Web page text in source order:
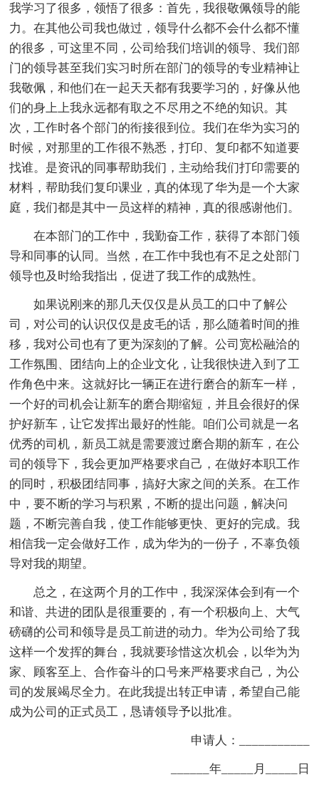
我学习了很多，领悟了很多：首先，我很敬佩领导的能
力。在其他公司我也做过，领导什么都不会什么都不懂
的很多，可这里不同，公司给我们培训的领导、我们部
门的领导甚至我们实习时所在部门的领导的专业精神让
我敬佩，和他们在一起天天都有我要学习的，好像从他
们的身上上我永远都有取之不尽用之不绝的知识。其
次，工作时各个部门的衔接很到位。我们在华为实习的
时候，对那里的工作很不熟悉，打印、复印都不知道要
找谁。是资讯的同事帮助我们，主动给我们打印需要的
材料，帮助我们复印课业，真的体现了华为是一个大家
庭，我们都是其中一员这样的精神，真的很感谢他们。
在本部门的工作中，我勤奋工作，获得了本部门领
导和同事的认同。当然，在工作中我也有不足之处部门
领导也及时给我指出，促进了我工作的成熟性。
如果说刚来的那几天仅仅是从员工的口中了解公
司，对公司的认识仅仅是皮毛的话，那么随着时间的推
移，我对公司也有了更为深刻的了解。公司宽松融洽的
工作氛围、团结向上的企业文化，让我很快进入到了工
作角色中来。这就好比一辆正在进行磨合的新车一样，
一个好的司机会让新车的磨合期缩短，并且会很好的保
护好新车，让它发挥出最好的性能。咱们公司就是一名
优秀的司机，新员工就是需要渡过磨合期的新车，在公
司的领导下，我会更加严格要求自己，在做好本职工作
的同时，积极团结同事，搞好大家之间的关系。在工作
中，要不断的学习与积累，不断的提出问题，解决问
题，不断完善自我，使工作能够更快、更好的完成。我
相信我一定会做好工作，成为华为的一份子，不辜负领
导对我的期望。
总之，在这两个月的工作中，我深深体会到有一个
和谐、共进的团队是很重要的，有一个积极向上、大气
磅礴的公司和领导是员工前进的动力。华为公司给了我
这样一个发挥的舞台，我就要珍惜这次机会，以华为为
家、顾客至上、合作奋斗的口号来严格要求自己，为公
司的发展竭尽全力。在此我提出转正申请，希望自己能
成为公司的正式员工，恳请领导予以批准。
申请人：___________
______年_____月_____日